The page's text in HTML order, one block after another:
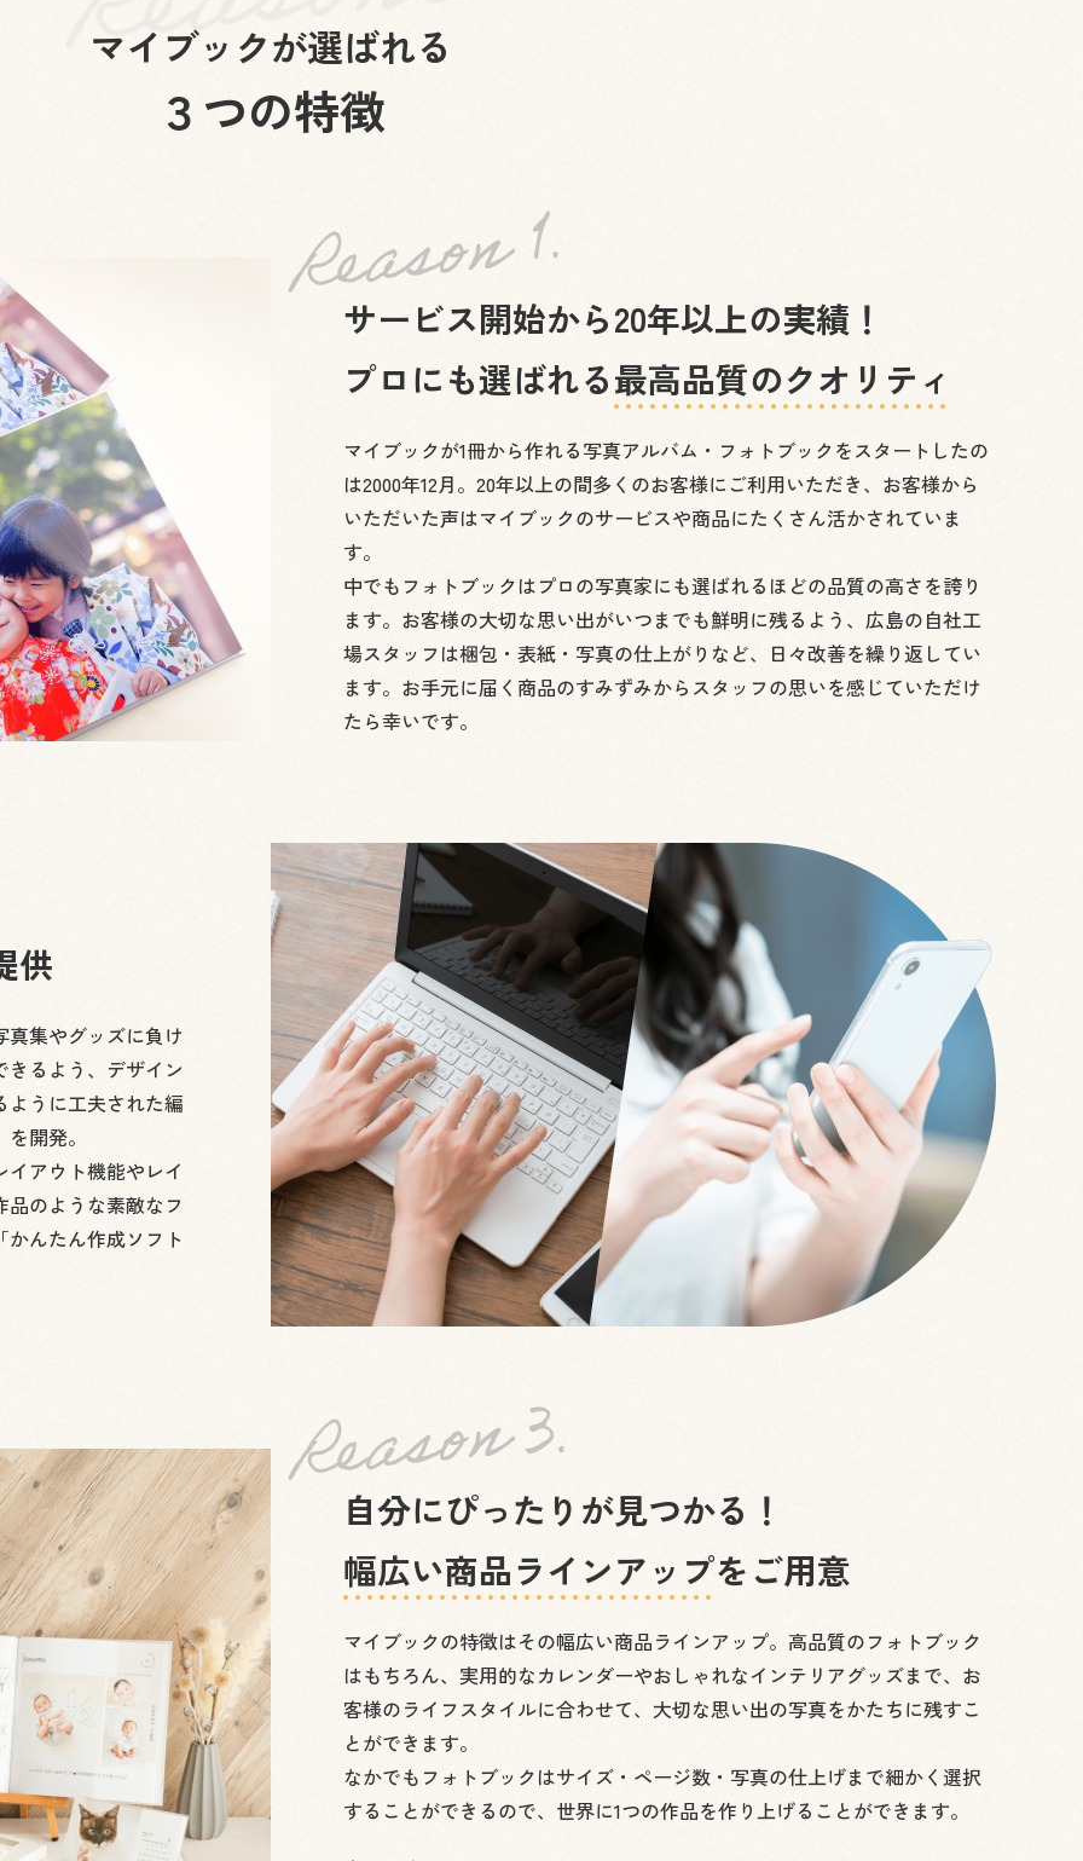
マイブックが選ばれる
３つの特徴
サービス開始から20年以上の実績！
プロにも選ばれる最高品質のクオリティ
マイブックが1冊から作れる写真アルバム・フォトブックをスタートしたの
は2000年12月。20年以上の間多くのお客様にご利用いただき、お客様から
いただいた声はマイブックのサービスや商品にたくさん活かされていま
す。
中でもフォトブックはプロの写真家にも選ばれるほどの品質の高さを誇り
ます。お客様の大切な思い出がいつまでも鮮明に残るよう、広島の自社工
場スタッフは梱包・表紙・写真の仕上がりなど、日々改善を繰り返してい
ます。お手元に届く商品のすみずみからスタッフの思いを感じていただけ
たら幸いです。
供
集やグッズに負け
るよう、デザイン
うに工夫された編
開発。
アウト機能やレイ
のような素敵なフ
んたん作成ソフト
自分にぴったりが見つかる！
幅広い商品ラインアップをご用意
マイブックの特徴はその幅広い商品ラインアップ。高品質のフォトブック
はもちろん、実用的なカレンダーやおしゃれなインテリアグッズまで、お
客様のライフスタイルに合わせて、大切な思い出の写真をかたちに残すこ
とができます。
なかでもフォトブックはサイズ・ページ数・写真の仕上げまで細かく選択
することができるので、世界に1つの作品を作り上げることができます。